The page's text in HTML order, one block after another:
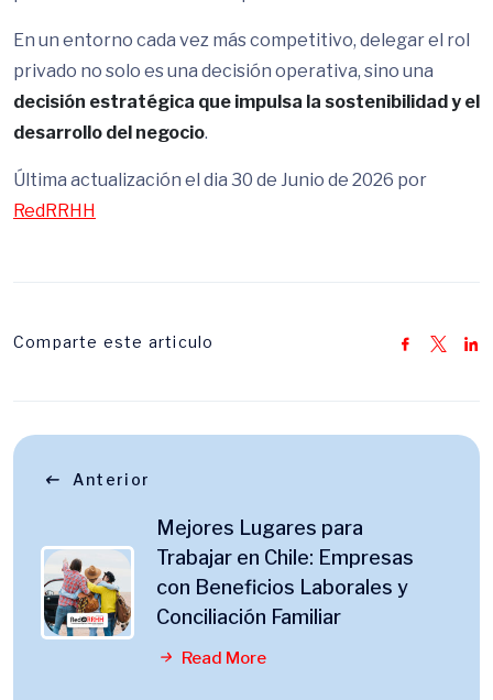
En un entorno cada vez más competitivo, delegar el rol
privado no solo es una decisión operativa, sino una
decisión estratégica que impulsa la sostenibilidad y el
desarrollo del negocio.
Última actualización el dia 30 de Junio de 2026 por
RedRRHH
Comparte este articulo
Anterior
Mejores Lugares para
Trabajar en Chile: Empresas
con Beneficios Laborales y
Conciliación Familiar
Read More